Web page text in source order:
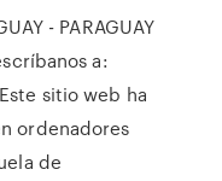
- PARAGUAY
a:
sitio web ha
ordenadores
de